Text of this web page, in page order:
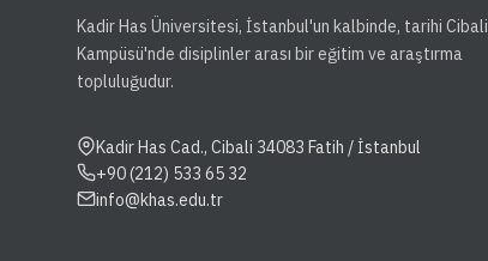
Kadir Has Üniversitesi, İstanbul'un kalbinde, tarihi Cibali
Kampüsü'nde disiplinler arası bir eğitim ve araştırma
topluluğudur.
Kadir Has Cad., Cibali 34083 Fatih / İstanbul
+90 (212) 533 65 32
info@khas.edu.tr